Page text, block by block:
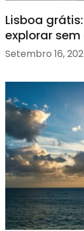
Lisboa
explorar
Setembro 16,